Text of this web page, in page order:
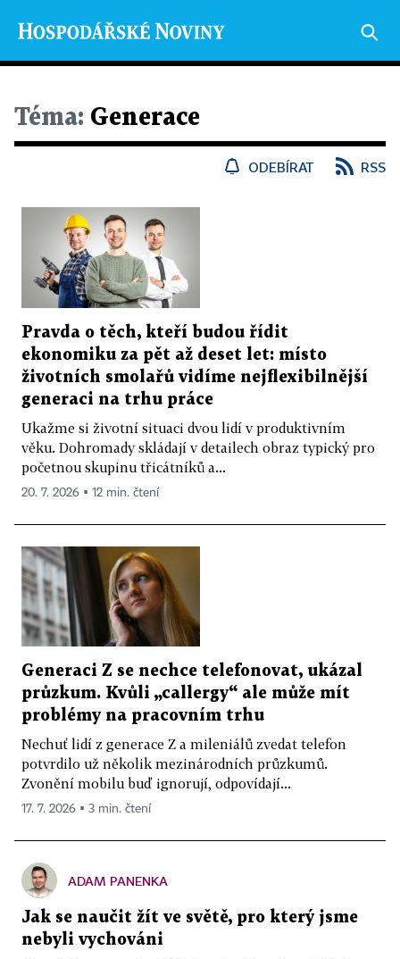
Téma: Generace
ODEBÍRAT RSS
Pravda o těch, kteří budou řídit
ekonomiku za pět až deset let: místo
životních smolařů vidíme nejflexibilnější
generaci na trhu práce
Ukažme si životní situaci dvou lidí v produktivním
věku. Dohromady skládají v detailech obraz typický pro
početnou skupinu třicátníků a...
20. 7. 2026 ▪ 12 min. čtení
Generaci Z se nechce telefonovat, ukázal
průzkum. Kvůli „callergy“ ale může mít
problémy na pracovním trhu
Nechuť lidí z generace Z a mileniálů zvedat telefon
potvrdilo už několik mezinárodních průzkumů.
Zvonění mobilu buď ignorují, odpovídají...
17. 7. 2026 ▪ 3 min. čtení
ADAM PANENKA
Jak se naučit žít ve světě, pro který jsme
nebyli vychováni